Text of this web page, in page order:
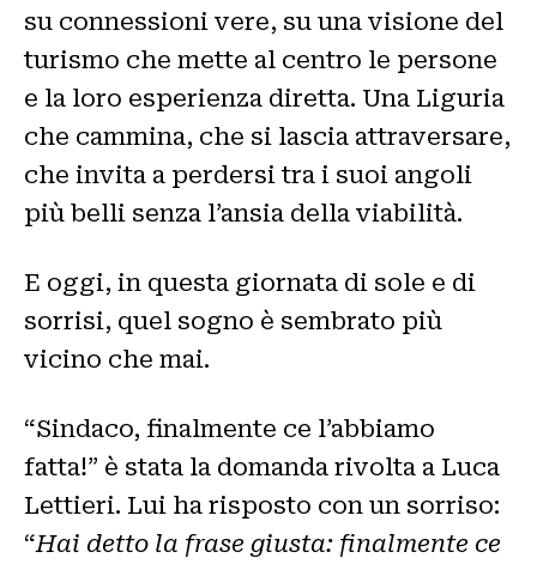
su connessioni vere, su una visione del
turismo che mette al centro le persone
e la loro esperienza diretta. Una Liguria
che cammina, che si lascia attraversare,
che invita a perdersi tra i suoi angoli
più belli senza l’ansia della viabilità.
E oggi, in questa giornata di sole e di
sorrisi, quel sogno è sembrato più
vicino che mai.
“Sindaco, finalmente ce l’abbiamo
fatta!” è stata la domanda rivolta a Luca
Lettieri. Lui ha risposto con un sorriso:
“Hai detto la frase giusta: finalmente ce